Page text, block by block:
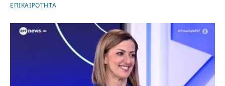
ΕΠΙΚΑΙΡΟΤΗΤΑ